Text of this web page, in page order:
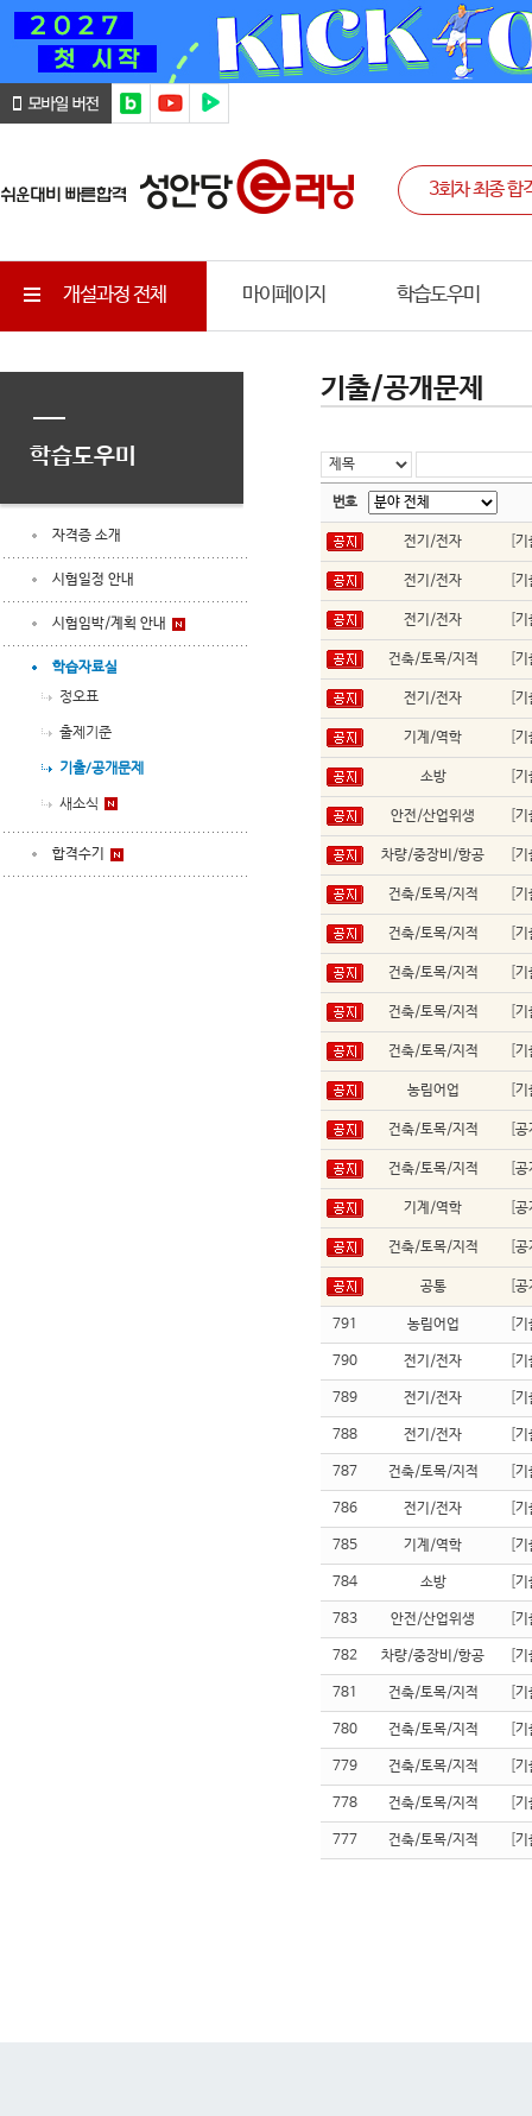
개설과정 전체 마이페이지 학습도우미
학습도우미
자격증 소개
시험일정 안내
시험임박/계획 안내
학습자료실
정오표
출제기준
기출/공개문제
새소식
합격수기
기출/공개문제
번호
전기/전자 기
전기/전자 기
전기/전자 기
건축/토목/지적 기
전기/전자 기
기계/역학 기
소방 기
안전/산업위생 기
차량/중장비/항공 기
건축/토목/지적 기
건축/토목/지적 기
건축/토목/지적 기
건축/토목/지적 기
건축/토목/지적 기
농림어업 기
건축/토목/지적 공
건축/토목/지적 공
기계/역학 공
건축/토목/지적 공
공통 공
791 농림어업 기
790 전기/전자 기
789 전기/전자 기
788 전기/전자 기
787 건축/토목/지적 기
786 전기/전자 기
785 기계/역학 기
784 소방 기
783 안전/산업위생 기
782 차량/중장비/항공 기
781 건축/토목/지적 기
780 건축/토목/지적 기
779 건축/토목/지적 기
778 건축/토목/지적 기
777 건축/토목/지적 기